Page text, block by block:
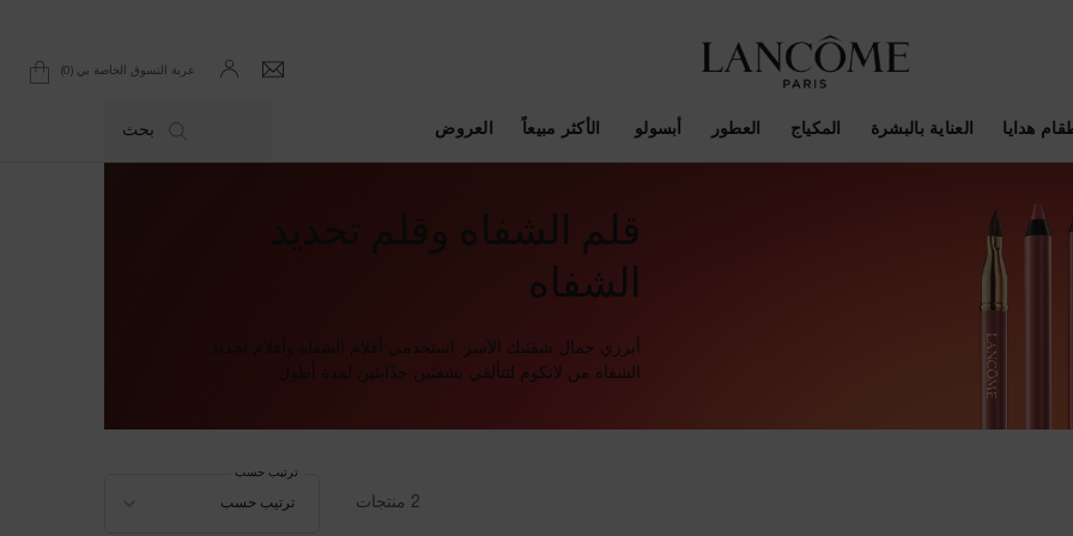
عربة التسوق الخاصة بي 0
0 product in cart
هدايا العناية بالبشرة المكياج العطور أبسولو ​ الأكثر مبيعاً العروض بحث
قلم الشفاه وقلم تحديد
الشفاه
أبرزي جمال شفتَيك الآسر. استخدمي أقلام الشفاه وأقلام تحديد
الشفاه من لانكوم لتتألقي بشفتَين جذّابتَين لمدة أطول.
2 منتجات
ترتيب حسب
ترتيب حسب